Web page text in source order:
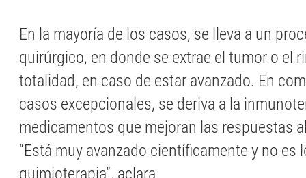
En la mayoría de los casos, se lleva a un
quirúrgico, en donde se extrae el tumor o el
totalidad, en caso de estar avanzado. En
casos excepcionales, se deriva a la
medicamentos que mejoran las respuestas
“Está muy avanzado científicamente y no es
quimioterapia”, aclara.